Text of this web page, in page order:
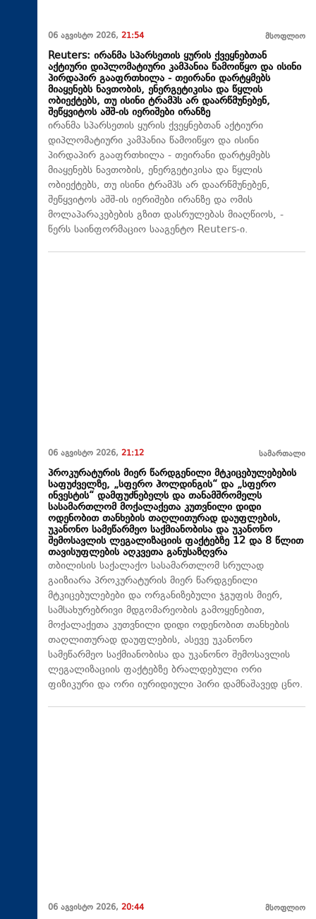
06 აგვისტო 2026, 21:54 მსოფლიო
Reuters: ირანმა სპარსეთის ყურის ქვეყნებთან
აქტიური დიპლომატიური კამპანია წამოიწყო და ისინი
პირდაპირ გააფრთხილა - თეირანი დარტყმებს
მიაყენებს ნავთობის, ენერგეტიკისა და წყლის
ობიექტებს, თუ ისინი ტრამპს არ დაარწმუნებენ,
შეწყვიტოს აშშ-ის იერიშები ირანზე
ირანმა სპარსეთის ყურის ქვეყნებთან აქტიური
დიპლომატიური კამპანია წამოიწყო და ისინი
პირდაპირ გააფრთხილა - თეირანი დარტყმებს
მიაყენებს ნავთობის, ენერგეტიკისა და წყლის
ობიექტებს, თუ ისინი ტრამპს არ დაარწმუნებენ,
შეწყვიტოს აშშ-ის იერიშები ირანზე და ომის
მოლაპარაკებების გზით დასრულებას მიაღწიოს, -
წერს საინფორმაციო სააგენტო Reuters-ი.
06 აგვისტო 2026, 21:12 სამართალი
პროკურატურის მიერ წარდგენილი მტკიცებულებების
საფუძველზე, „სფერო ჰოლდინგის“ და „სფერო
ინვესტის“ დამფუძნებელს და თანამშრომელს
სასამართლომ მოქალაქეთა კუთვნილი დიდი
ოდენობით თანხების თაღლითურად დაუფლების,
უკანონო სამეწარმეო საქმიანობისა და უკანონო
შემოსავლის ლეგალიზაციის ფაქტებზე 12 და 8 წლით
თავისუფლების აღკვეთა განუსაზღვრა
თბილისის საქალაქო სასამართლომ სრულად
გაიზიარა პროკურატურის მიერ წარდგენილი
მტკიცებულებები და ორგანიზებული ჯგუფის მიერ,
სამსახურებრივი მდგომარეობის გამოყენებით,
მოქალაქეთა კუთვნილი დიდი ოდენობით თანხების
თაღლითურად დაუფლების, ასევე უკანონო
სამეწარმეო საქმიანობისა და უკანონო შემოსავლის
ლეგალიზაციის ფაქტებზე ბრალდებული ორი
ფიზიკური და ორი იურიდიული პირი დამნაშავედ ცნო.
06 აგვისტო 2026, 20:44 მსოფლიო